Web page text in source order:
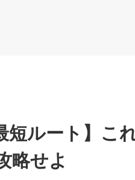
短ルート】こ
略せよ